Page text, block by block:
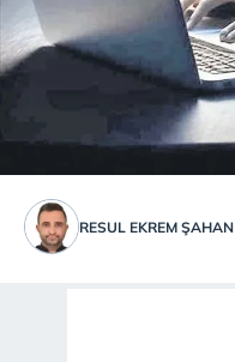
RESUL EKREM ŞAHAN